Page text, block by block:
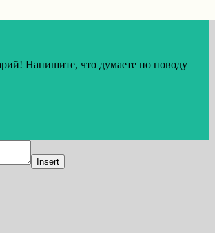
Напишите, что думаете по поводу
Insert